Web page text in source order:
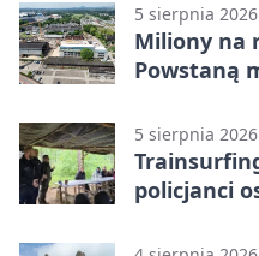
5 sierpnia 2026
Miliony na
Powstaną
5 sierpnia 2026
policjanci